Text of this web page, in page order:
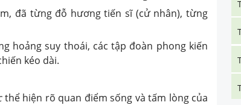
đã từng đỗ hương tiến sĩ (cử nhân), từng
hoảng suy thoái, các tập đoàn phong kiến
kéo dài.
thể hiện rõ quan điểm sống và tấm lòng của